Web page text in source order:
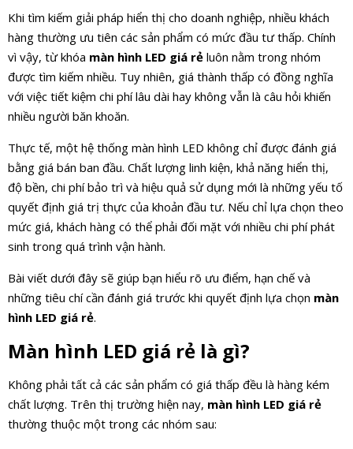
Khi tìm kiếm giải pháp hiển thị cho doanh nghiệp, nhiều khách
hàng thường ưu tiên các sản phẩm có mức đầu tư thấp. Chính
vì vậy, từ khóa màn hình LED giá rẻ luôn nằm trong nhóm
được tìm kiếm nhiều. Tuy nhiên, giá thành thấp có đồng nghĩa
với việc tiết kiệm chi phí lâu dài hay không vẫn là câu hỏi khiến
nhiều người băn khoăn.
Thực tế, một hệ thống màn hình LED không chỉ được đánh giá
bằng giá bán ban đầu. Chất lượng linh kiện, khả năng hiển thị,
độ bền, chi phí bảo trì và hiệu quả sử dụng mới là những yếu tố
quyết định giá trị thực của khoản đầu tư. Nếu chỉ lựa chọn theo
mức giá, khách hàng có thể phải đối mặt với nhiều chi phí phát
sinh trong quá trình vận hành.
Bài viết dưới đây sẽ giúp bạn hiểu rõ ưu điểm, hạn chế và
những tiêu chí cần đánh giá trước khi quyết định lựa chọn màn
hình LED giá rẻ.
Màn hình LED giá rẻ là gì?
Không phải tất cả các sản phẩm có giá thấp đều là hàng kém
chất lượng. Trên thị trường hiện nay, màn hình LED giá rẻ
thường thuộc một trong các nhóm sau: